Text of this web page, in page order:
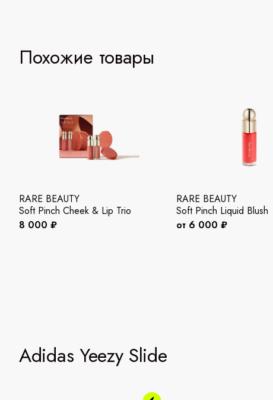
Похожие товары
RARE BEAUTY
Soft Pinch Cheek & Lip Trio
8 000 ₽
RARE BEAUTY
Soft Pinch Liquid Blush
от 6 000 ₽
Adidas Yeezy Slide